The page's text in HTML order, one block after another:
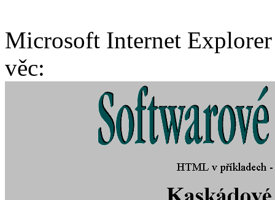
Microsoft Internet
věc: